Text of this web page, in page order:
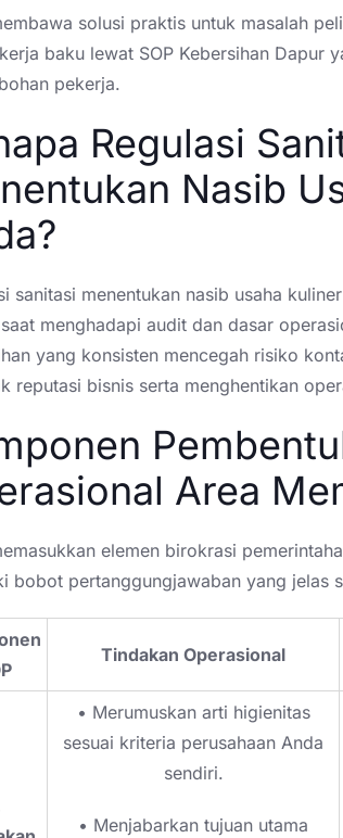
solusi praktis untuk masalah
baku lewat SOP Kebersihan Dapur
pekerja.
Regulasi
Nasib
sanitasi menentukan nasib usaha
menghadapi audit dan dasar
yang konsisten mencegah risiko
reputasi bisnis serta menghentikan
Area
elemen birokrasi
bobot pertanggungjawaban yang jelas
Tindakan Operasional
• Merumuskan arti higienitas
sesuai kriteria perusahaan Anda
sendiri.
• Menjabarkan tujuan utama